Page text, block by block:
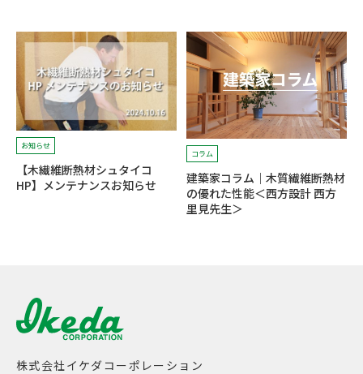
お知らせ
【木繊維断熱材シュタイコ
HP】メンテナンスお知らせ
コラム
建築家コラム｜木質繊維断熱材
の優れた性能＜西方設計 西方
里見先生＞
株式会社イケダコーポレーション